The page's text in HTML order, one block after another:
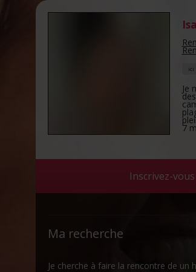
ici
Je
7
Inscrivez-
Ma recherche
Je cherche à faire la rencontre de